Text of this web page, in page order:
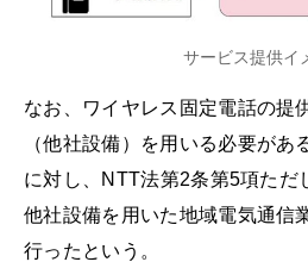
サービス提供イ
なお、ワイヤレス固定電話の提
（他社設備）を用いる必要があ
に対し、NTT法第2条第5項ただ
他社設備を用いた地域電気通信
行ったという。